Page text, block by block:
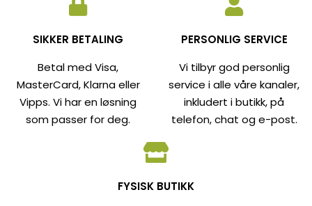
SIKKER BETALING
Betal med Visa,
MasterCard, Klarna eller
Vipps. Vi har en løsning
som passer for deg.
PERSONLIG SERVICE
Vi tilbyr god personlig
service i alle våre kanaler,
inkludert i butikk, på
telefon, chat og e-post.
FYSISK BUTIKK